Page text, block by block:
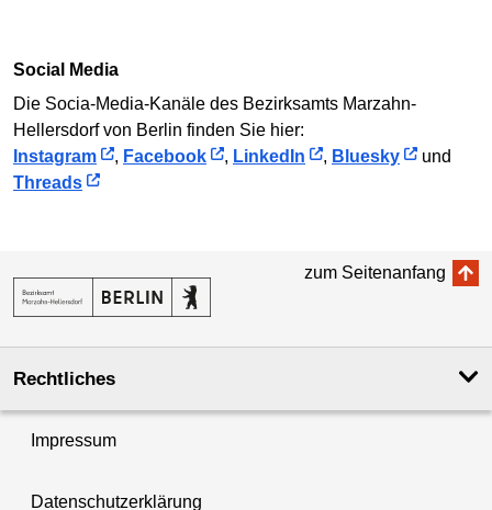
Social Media
Die Socia-Media-Kanäle des Bezirksamts Marzahn-
Hellersdorf von Berlin finden Sie hier:
Instagram
, Facebook , LinkedIn , Bluesky
und
Threads
zum Seitenanfang
Rechtliches
Impressum
Datenschutzerklärung